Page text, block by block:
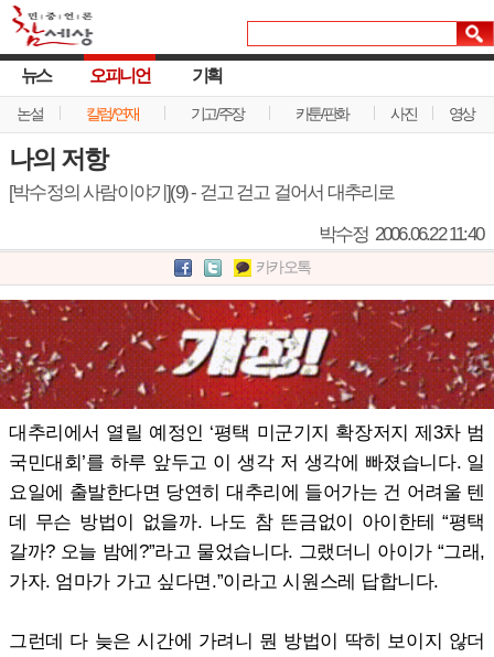
뉴스 오피니언
논설 칼럼/연재 기고/주장 카툰/판화 사진 영상
기획
나의 저항
[박수정의 사람이야기](9) - 걷고 걷고 걸어서 대추리로
박수정 2006.06.22 11:40
카카오톡
대추리에서 열릴 예정인 ‘평택 미군기지 확장저지 제3차 범
국민대회’를 하루 앞두고 이 생각 저 생각에 빠졌습니다. 일
요일에 출발한다면 당연히 대추리에 들어가는 건 어려울 텐
데 무슨 방법이 없을까. 나도 참 뜬금없이 아이한테 “평택
갈까? 오늘 밤에?”라고 물었습니다. 그랬더니 아이가 “그래,
가자. 엄마가 가고 싶다면.”이라고 시원스레 답합니다.
그런데 다 늦은 시간에 가려니 뭔 방법이 딱히 보이지 않더